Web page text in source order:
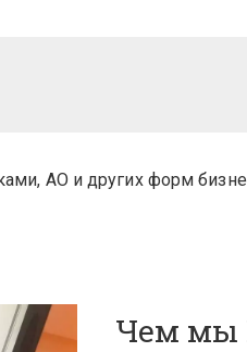
АО и других форм
Чем мы